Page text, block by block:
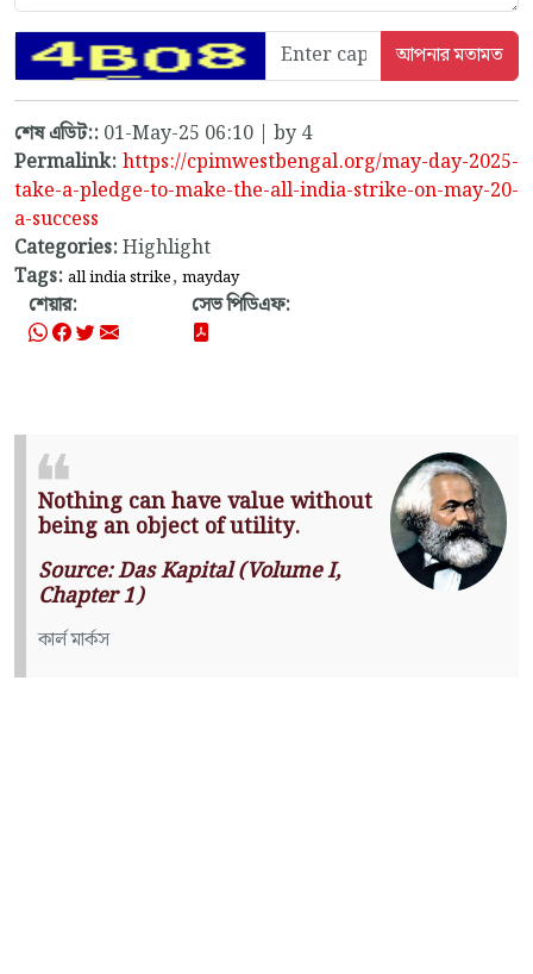
শেষ এডিট:: 01-May-25 06:10 | by 4
Permalink: https://cpimwestbengal.org/may-day-2025-
take-a-pledge-to-make-the-all-india-strike-on-may-20-
a-success
Categories:Highlight
Tags: all india strike, mayday
শেয়ার: সেভ পিডিএফ:
Nothing can have value without
being an object of utility.
Source: Das Kapital (Volume I,
Chapter 1)
কার্ল মার্কস